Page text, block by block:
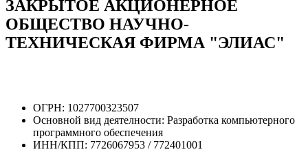
ЗАКРЫТОЕ АКЦИОНЕРНОЕ
ОБЩЕСТВО НАУЧНО-
ТЕХНИЧЕСКАЯ ФИРМА "ЭЛИАС"
ОГРН: 1027700323507
Основной вид деятелности: Разработка компьютерного
программного обеспечения
ИНН/КПП: 7726067953 / 772401001